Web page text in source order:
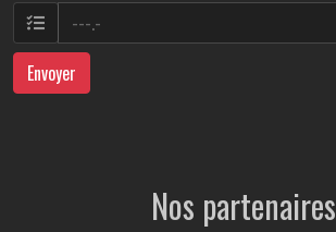
Envoyer
Nos partenaires